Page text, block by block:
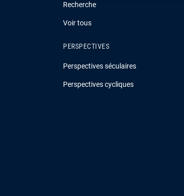
Recherche
Voir tous
PERSPECTIVES
Perspectives séculaires
Perspectives cycliques